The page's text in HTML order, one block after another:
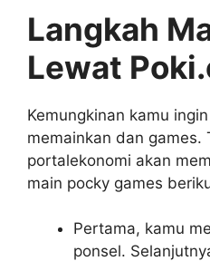
Langkah
Lewat
Kemungkinan kamu
memainkan dan games.
portalekonomi akan
main pocky games
Pertama, kamu
ponsel.